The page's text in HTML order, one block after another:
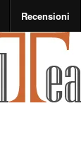
Recensioni